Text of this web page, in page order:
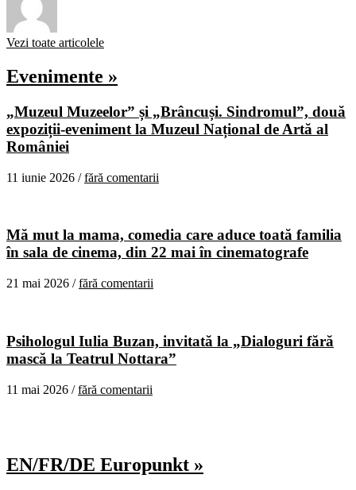
Vezi toate articolele
Evenimente »
„Muzeul Muzeelor” și „Brâncuși. Sindromul”, două
expoziții-eveniment la Muzeul Național de Artă al
României
11 iunie 2026 /fără comentarii
Mă mut la mama, comedia care aduce toată familia
în sala de cinema, din 22 mai în cinematografe
21 mai 2026 /fără comentarii
Psihologul Iulia Buzan, invitată la „Dialoguri fără
mască la Teatrul Nottara”
11 mai 2026 /fără comentarii
EN/FR/DE Europunkt »